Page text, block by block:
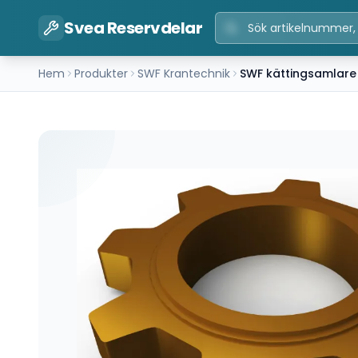
Svea Reservdelar
Hem Produkter SWF Krantechnik SWF kättingsamlare